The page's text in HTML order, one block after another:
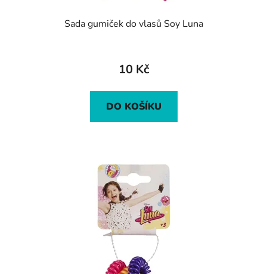
Sada gumiček do vlasů Soy Luna
10 Kč
DO KOŠÍKU